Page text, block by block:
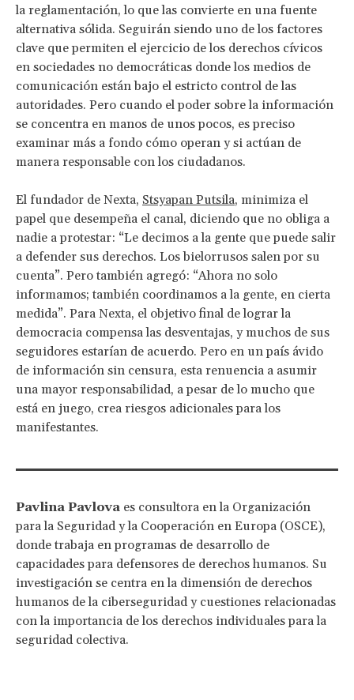
la reglamentación, lo que las convierte en una fuente
alternativa sólida. Seguirán siendo uno de los factores
clave que permiten el ejercicio de los derechos cívicos
en sociedades no democráticas donde los medios de
comunicación están bajo el estricto control de las
autoridades. Pero cuando el poder sobre la información
se concentra en manos de unos pocos, es preciso
examinar más a fondo cómo operan y si actúan de
manera responsable con los ciudadanos.
El fundador de Nexta, Stsyapan Putsila, minimiza el
papel que desempeña el canal, diciendo que no obliga a
nadie a protestar: “Le decimos a la gente que puede salir
a defender sus derechos. Los bielorrusos salen por su
cuenta”. Pero también agregó: “Ahora no solo
informamos; también coordinamos a la gente, en cierta
medida”. Para Nexta, el objetivo final de lograr la
democracia compensa las desventajas, y muchos de sus
seguidores estarían de acuerdo. Pero en un país ávido
de información sin censura, esta renuencia a asumir
una mayor responsabilidad, a pesar de lo mucho que
está en juego, crea riesgos adicionales para los
manifestantes.
Pavlina Pavlova es consultora en la Organización
para la Seguridad y la Cooperación en Europa (OSCE),
donde trabaja en programas de desarrollo de
capacidades para defensores de derechos humanos. Su
investigación se centra en la dimensión de derechos
humanos de la ciberseguridad y cuestiones relacionadas
con la importancia de los derechos individuales para la
seguridad colectiva.